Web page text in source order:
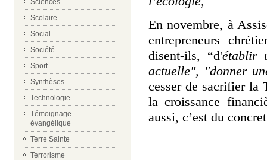
Sciences
Scolaire
Social
Société
Sport
Synthèses
Technologie
Témoignage
évangélique
Terre Sainte
Terrorisme
En novembre, à
entrepreneurs
disent-ils, “d'établir
actuelle", "donner
cesser de sacrifier la
la croissance
aussi, c’est du